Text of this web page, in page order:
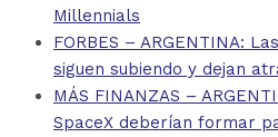
Millennials
FORBES – ARGENTINA:
siguen subiendo y dejan
MÁS FINANZAS –
SpaceX deberían formar